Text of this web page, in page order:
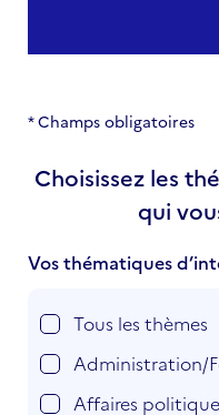
* Champs obligatoires
Choisissez les
qui
Vos thématiques
Tous les thèmes
Administration/
Affaires